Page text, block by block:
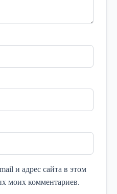
и адрес сайта в этом
моих комментариев.